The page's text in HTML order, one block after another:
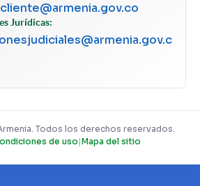
Jurídicas:
Todos los derechos reservados.
de uso |Mapa del sitio